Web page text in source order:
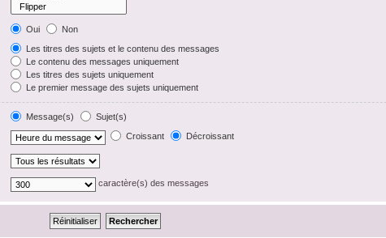
Oui
Non
Les titres des sujets et le contenu des messages
Le contenu des messages uniquement
Les titres des sujets uniquement
Le premier message des sujets uniquement
Message(s)
Sujet(s)
Croissant Décroissant
caractère(s) des messages